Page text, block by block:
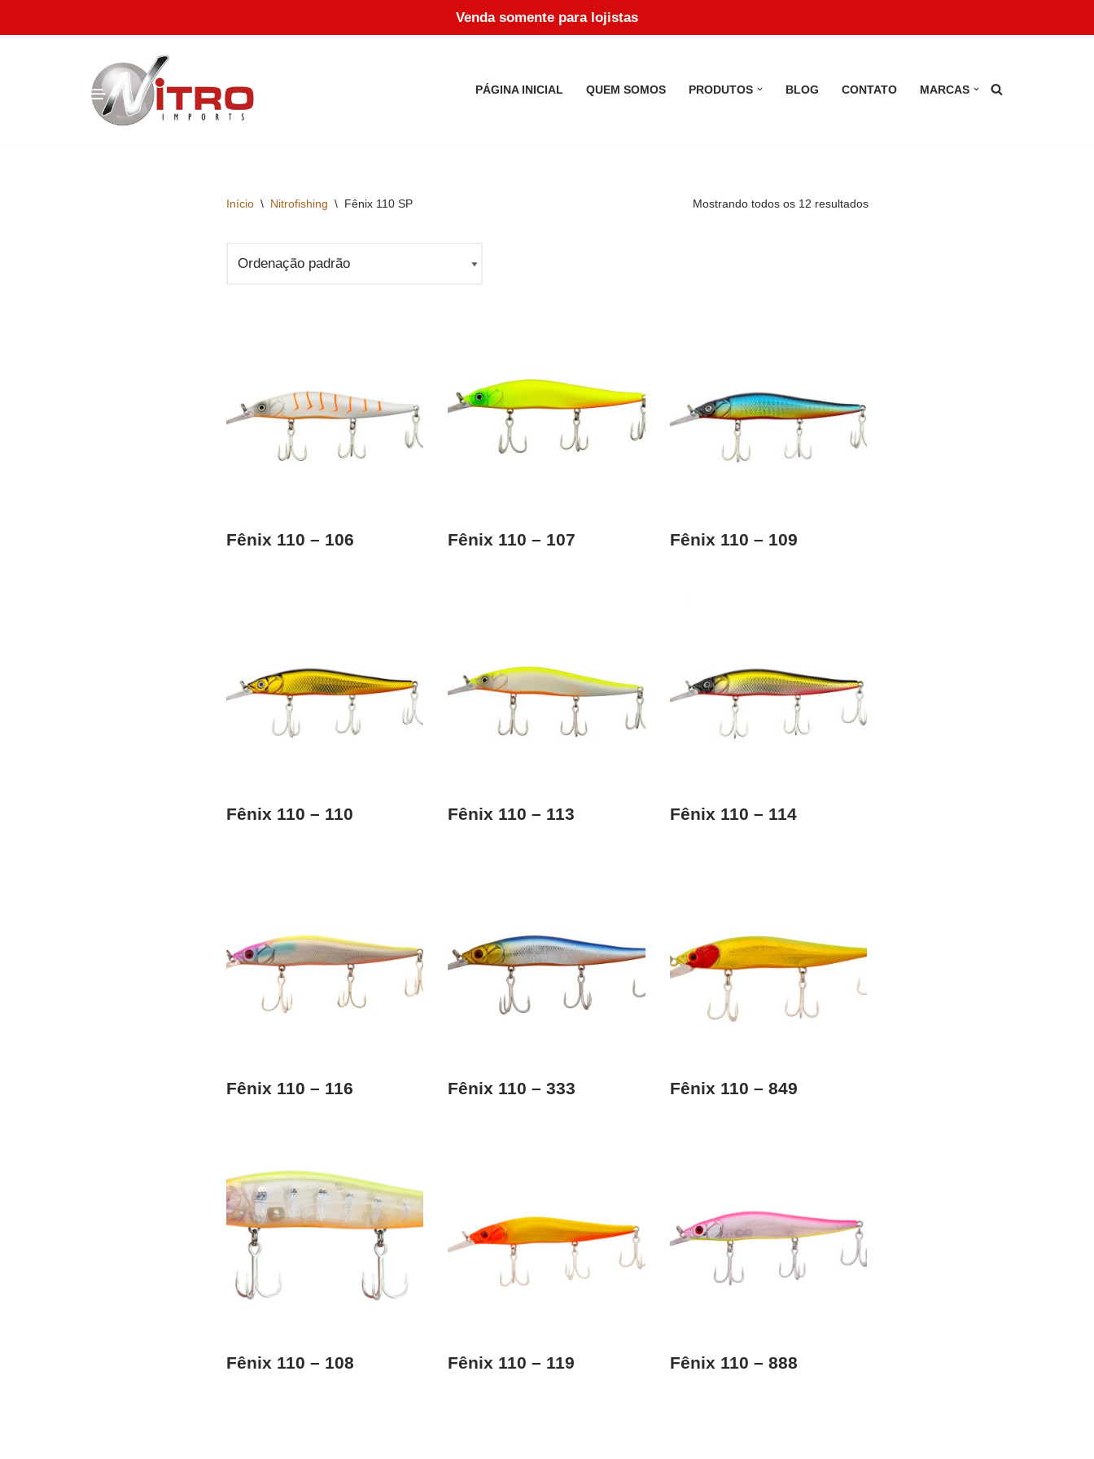
Venda somente para lojistas
PÁGINA INICIAL QUEM SOMOS PRODUTOS BLOG CONTATO MARCAS
Início \ Nitrofishing \ Fênix 110 SP Mostrando todos os 12 resultados
Fênix 110 – 106 Fênix 110 – 107 Fênix 110 – 109
Fênix 110 – 110 Fênix 110 – 113 Fênix 110 – 114
Fênix 110 – 116 Fênix 110 – 333 Fênix 110 – 849
Fênix 110 – 108 Fênix 110 – 119 Fênix 110 – 888